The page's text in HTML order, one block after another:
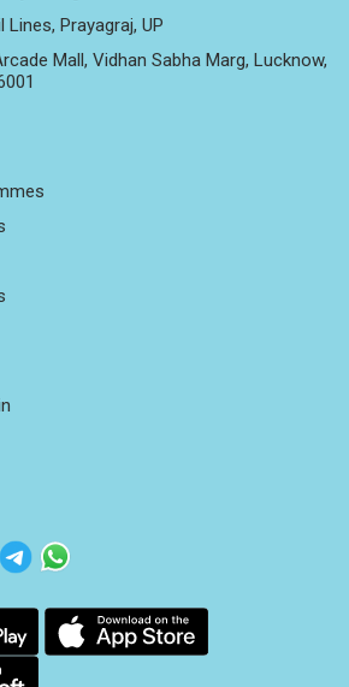
Lines, Prayagraj, UP
Mall, Vidhan Sabha Marg, Lucknow,